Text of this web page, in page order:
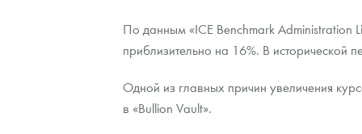
Золотой червонец Сеятель
Аксессуары
Выкуп монет
Памятка для работы с монетами из драгметаллов
Распродажа монет и жетонов
Итоги 2025 года. Прогноз курсов золота,
Cтатьи
Курс золота и серебра
Скупка слитков
Контакты
Наши преимущества
По данным «ICE Benchmark Administration
приблизительно на 16%. В исторической
Одной из главных причин увеличения
в «Bullion Vault».